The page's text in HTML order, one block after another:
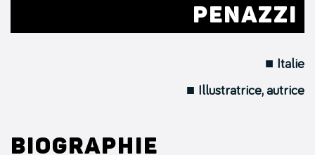
PENAZZI
■ Italie
■ Illustratrice, autrice
Biographie